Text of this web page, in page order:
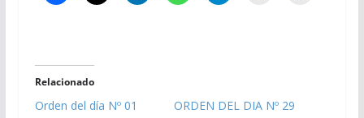
Relacionado
Orden del día Nº 01
ORDEN DEL DIA Nº 29